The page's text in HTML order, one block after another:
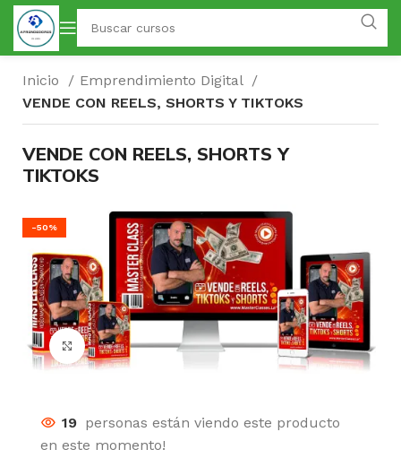
Inicio
Emprendimiento Digital
VENDE CON REELS, SHORTS Y TIKTOKS
VENDE CON REELS, SHORTS Y
TIKTOKS
-50%
Click para agrandar
19 personas están viendo este producto
en este momento!